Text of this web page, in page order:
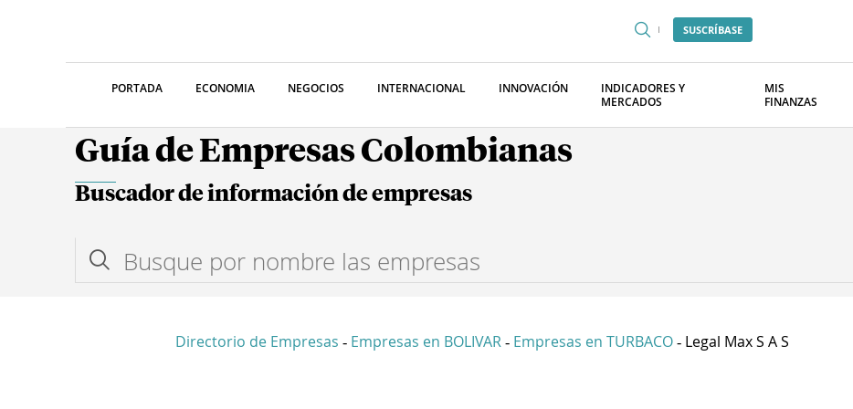
SUSCRÍBASE
PORTADA ECONOMIA NEGOCIOS INTERNACIONAL INNOVACIÓN
INDICADORES Y
MERCADOS
MIS
FINANZAS
Guía de Empresas Colombianas
Buscador de información de empresas
Directorio de Empresas - Empresas en BOLIVAR - Empresas en TURBACO - Legal Max S A S